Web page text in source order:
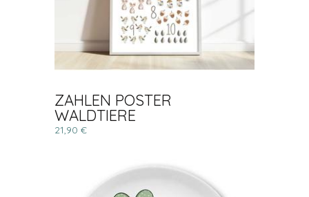
ZAHLEN POSTER
WALDTIERE
21,90 €